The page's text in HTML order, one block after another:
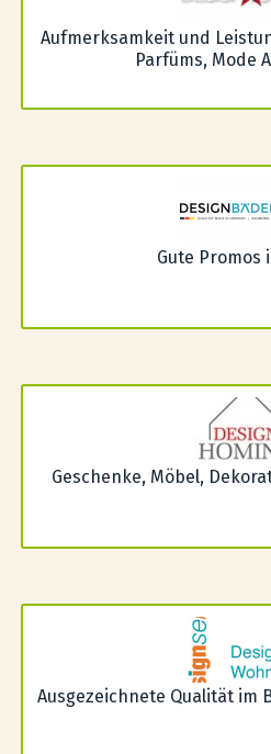
Aufmerksamkeit und
Parfüms, Mode
Gute Promos
Geschenke, Möbel,
Ausgezeichnete Qualität im